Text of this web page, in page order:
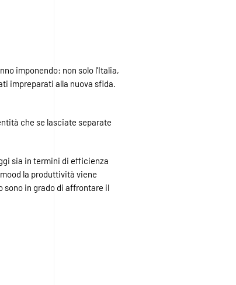
imponendo: non solo l’Italia,
impreparati alla nuova sfida.
che se lasciate separate
sia in termini di efficienza
la produttività viene
sono in grado di affrontare il